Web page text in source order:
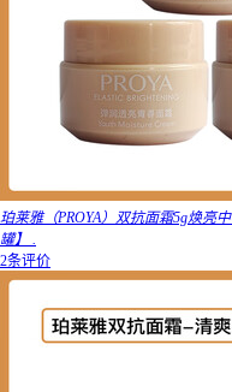
珀莱雅（PROYA）双抗面霜5g焕亮
罐】 .
2条评价